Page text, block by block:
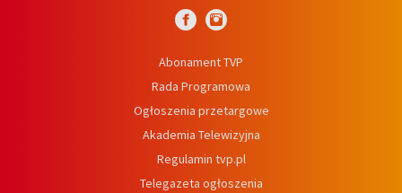
Abonament TVP
Rada Programowa
Ogłoszenia przetargowe
Akademia Telewizyjna
Regulamin tvp.pl
Telegazeta ogłoszenia